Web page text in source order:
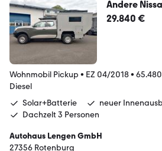
Andere
29.840 €
Wohnmobil Pickup • EZ 04/2018•
Diesel
Solar+Batterie
neuer
Dachzelt 3 Personen
Autohaus Lengen GmbH
27356 Rotenburg